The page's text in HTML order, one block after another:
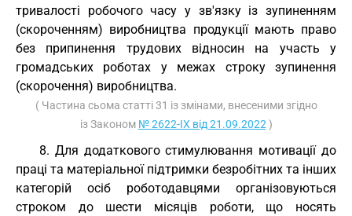
тривалості робочого часу у зв'язку із зупиненням
(скороченням) виробництва продукції мають право
без припинення трудових відносин на участь у
громадських роботах у межах строку зупинення
(скорочення) виробництва.
( Частина сьома статті 31 із змінами, внесеними згідно
із Законом № 2622-IX від 21.09.2022 )
8. Для додаткового стимулювання мотивації до
праці та матеріальної підтримки безробітних та інших
категорій осіб роботодавцями організовуються
строком до шести місяців роботи, що носять